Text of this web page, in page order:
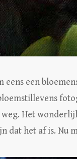
een
Het
dat het af is. Nu